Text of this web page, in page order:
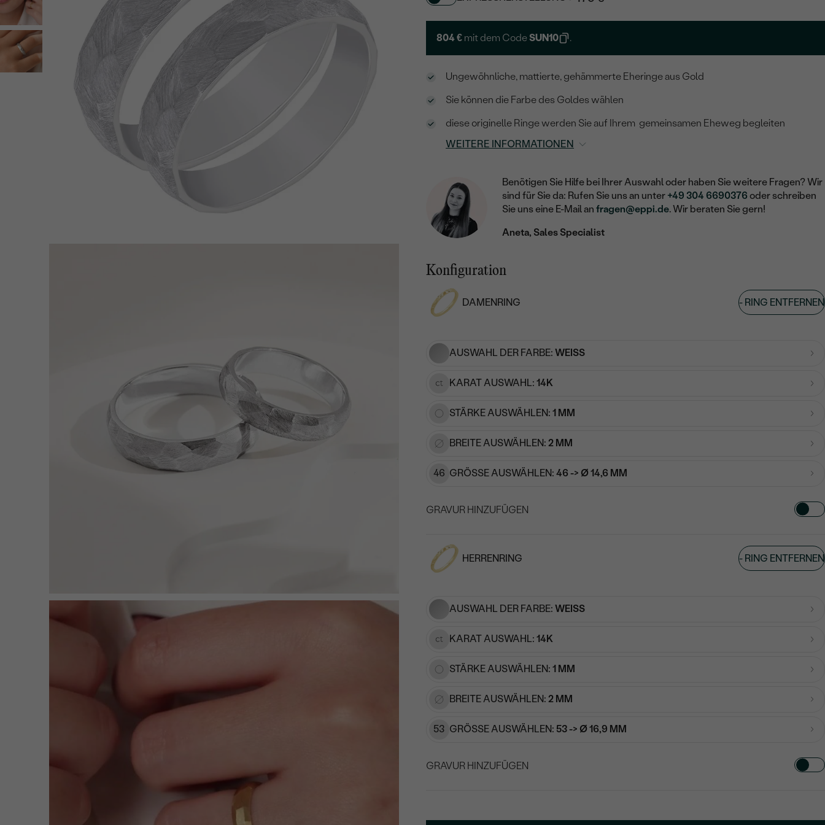
804 € mit dem CodeSUN10 .
Ungewöhnliche, mattierte, gehämmerte Eheringe aus Gold
Sie können die Farbe des Goldes wählen
diese originelle Ringe werden Sie auf Ihrem gemeinsamen Eheweg begleiten
WEITERE INFORMATIONEN
Benötigen Sie Hilfe bei Ihrer Auswahl oder haben Sie weitere Fragen? Wir
sind für Sie da: Rufen Sie uns an unter +49 304 6690376 oder schreiben
Sie uns eine E-Mail anfragen@eppi.de. Wir beraten Sie gern!
Aneta, Sales Specialist
Konfiguration
DAMENRING -RING ENTFERNEN
AUSWAHL DER FARBE: WEISS
KARAT AUSWAHL: 14K
STÄRKE AUSWÄHLEN: 1 MM
BREITE AUSWÄHLEN: 2 MM
46 GRÖSSE AUSWÄHLEN: 46 -> Ø 14,6 MM
GRAVUR HINZUFÜGEN
Geben Sie Initialen/Text ein
HERRENRING -RING ENTFERNEN
AUSWAHL DER FARBE: WEISS
KARAT AUSWAHL: 14K
STÄRKE AUSWÄHLEN: 1 MM
BREITE AUSWÄHLEN: 2 MM
53 GRÖSSE AUSWÄHLEN: 53 -> Ø 16,9 MM
GRAVUR HINZUFÜGEN
Geben Sie Initialen/Text ein